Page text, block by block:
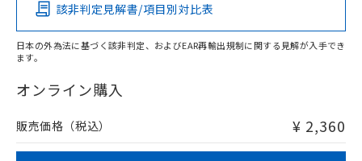
O
在庫等で未対応品が混在する可能性があります。
問い合わせください。
該非判定見解書/項目別対比表
日本の外為法に基づく該非判定、およびEAR再輸出規制に関する見解が入手でき
ます。
オンライン購入
販売価格（税込） ¥ 2,360